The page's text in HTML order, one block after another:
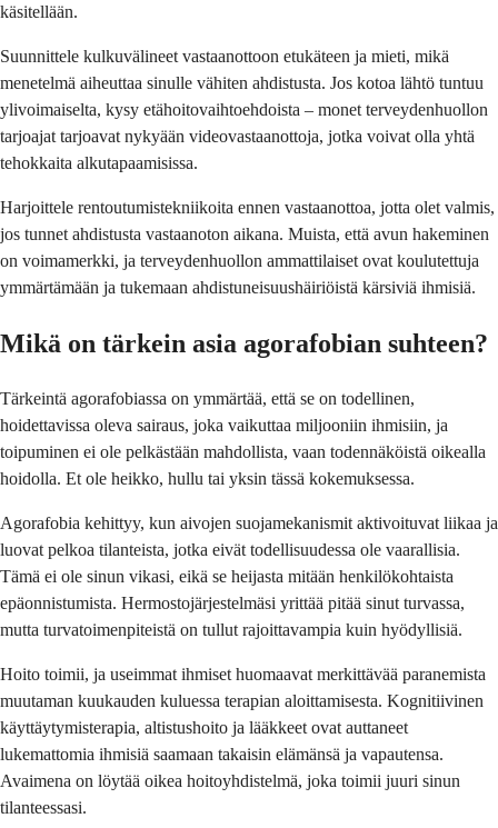
käsitellään.
Suunnittele kulkuvälineet vastaanottoon etukäteen ja mieti, mikä
menetelmä aiheuttaa sinulle vähiten ahdistusta. Jos kotoa lähtö tuntuu
ylivoimaiselta, kysy etähoitovaihtoehdoista – monet terveydenhuollon
tarjoajat tarjoavat nykyään videovastaanottoja, jotka voivat olla yhtä
tehokkaita alkutapaamisissa.
Harjoittele rentoutumistekniikoita ennen vastaanottoa, jotta olet valmis,
jos tunnet ahdistusta vastaanoton aikana. Muista, että avun hakeminen
on voimamerkki, ja terveydenhuollon ammattilaiset ovat koulutettuja
ymmärtämään ja tukemaan ahdistuneisuushäiriöistä kärsiviä ihmisiä.
Mikä on tärkein asia agorafobian suhteen?
Tärkeintä agorafobiassa on ymmärtää, että se on todellinen,
hoidettavissa oleva sairaus, joka vaikuttaa miljooniin ihmisiin, ja
toipuminen ei ole pelkästään mahdollista, vaan todennäköistä oikealla
hoidolla. Et ole heikko, hullu tai yksin tässä kokemuksessa.
Agorafobia kehittyy, kun aivojen suojamekanismit aktivoituvat liikaa ja
luovat pelkoa tilanteista, jotka eivät todellisuudessa ole vaarallisia.
Tämä ei ole sinun vikasi, eikä se heijasta mitään henkilökohtaista
epäonnistumista. Hermostojärjestelmäsi yrittää pitää sinut turvassa,
mutta turvatoimenpiteistä on tullut rajoittavampia kuin hyödyllisiä.
Hoito toimii, ja useimmat ihmiset huomaavat merkittävää paranemista
muutaman kuukauden kuluessa terapian aloittamisesta. Kognitiivinen
käyttäytymisterapia, altistushoito ja lääkkeet ovat auttaneet
lukemattomia ihmisiä saamaan takaisin elämänsä ja vapautensa.
Avaimena on löytää oikea hoitoyhdistelmä, joka toimii juuri sinun
tilanteessasi.